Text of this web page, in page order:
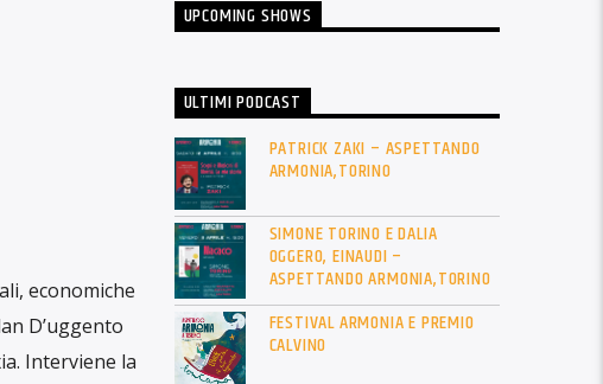
economiche
D’uggento
Interviene la
UPCOMING SHOWS
ULTIMI PODCAST
PATRICK ZAKI – ASPETTANDO
ARMONIA,TORINO
SIMONE TORINO E DALIA
OGGERO, EINAUDI –
ASPETTANDO ARMONIA,TORINO
FESTIVAL ARMONIA E PREMIO
CALVINO